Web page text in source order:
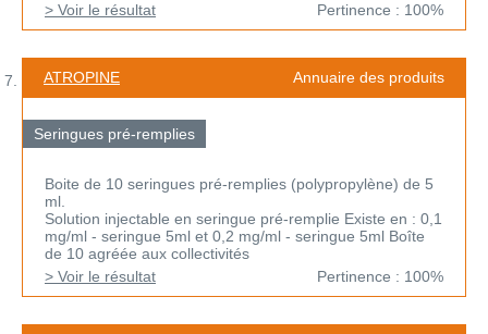
> Voir le résultat
Pertinence : 100%
ATROPINE Annuaire des produits
Seringues pré-remplies
Boite de 10 seringues pré-remplies (polypropylène) de 5
ml.
Solution injectable en seringue pré-remplie Existe en : 0,1
mg/ml - seringue 5ml et 0,2 mg/ml - seringue 5ml Boîte
de 10 agréée aux collectivités
> Voir le résultat
Pertinence : 100%